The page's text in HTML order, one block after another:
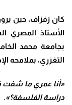
كان زفزاف، حين
الأستاذ المصري
بجامعة محمد
التغزري، بملامحه
«أنا عمري ما شفت
دراسة الفلسفة؟».